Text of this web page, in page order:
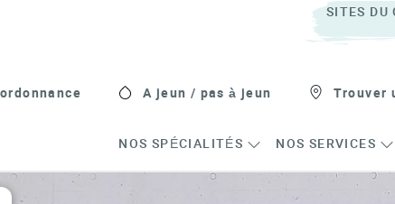
SITES DU
A jeun / pas à jeun Trouver
NOS SPÉCIALITÉS NOS SERVICES